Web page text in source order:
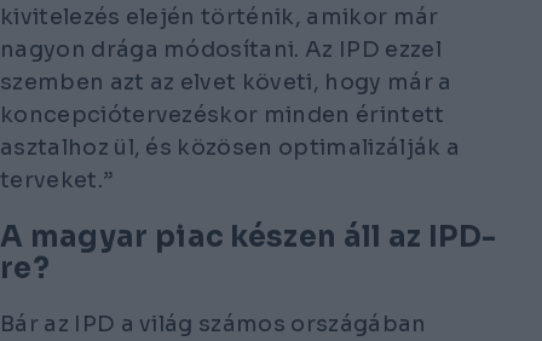
kivitelezés elején történik, amikor már
nagyon drága módosítani. Az IPD ezzel
szemben azt az elvet követi, hogy már a
koncepciótervezéskor minden érintett
asztalhoz ül, és közösen optimalizálják a
terveket.”
A magyar piac készen áll az IPD-
re?
Bár az IPD a világ számos országában